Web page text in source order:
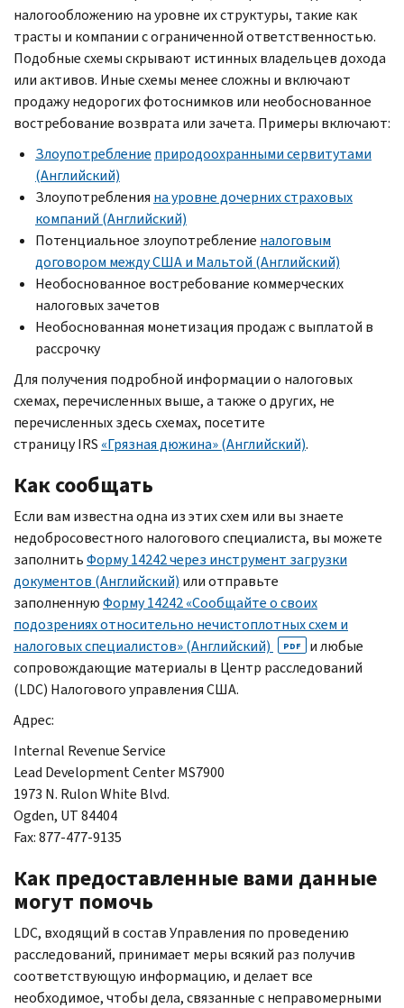
налогообложению на уровне их структуры, такие как
трасты и компании с ограниченной ответственностью.
Подобные схемы скрывают истинных владельцев дохода
или активов. Иные схемы менее сложны и включают
продажу недорогих фотоснимков или необоснованное
востребование возврата или зачета. Примеры включают:
Злоупотребление природоохранными сервитутами
(Английский)
Злоупотребления на уровне дочерних страховых
компаний (Английский)
Потенциальное злоупотребление налоговым
договором между США и Мальтой (Английский)
Необоснованное востребование коммерческих
налоговых зачетов
Необоснованная монетизация продаж с выплатой в
рассрочку
Для получения подробной информации о налоговых
схемах, перечисленных выше, а также о других, не
перечисленных здесь схемах, посетите
страницуIRS «Грязная дюжина» (Английский).
Как сообщать
Если вам известна одна из этих схем или вы знаете
недобросовестного налогового специалиста, вы можете
заполнитьФорму 14242 через инструмент загрузки
документов (Английский) или отправьте
заполненнуюФорму 14242 «Сообщайте о своих
подозрениях относительно нечистоплотных схем и
налоговых специалистов» (Английский)
PDF
и любые
сопровождающие материалы в Центр расследований
(LDC) Налогового управления США.
Адрес:
Internal Revenue Service
Lead Development Center MS7900
1973 N. Rulon White Blvd.
Ogden, UT84404
Fax: 877-477-9135
Как предоставленные вами данные
могут помочь
LDC, входящий в состав Управления по проведению
расследований, принимает меры всякий раз получив
соответствующую информацию, и делает все
необходимое, чтобы дела, связанные с неправомерными